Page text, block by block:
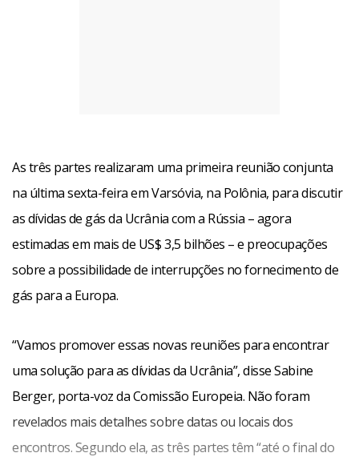
As três partes realizaram uma primeira reunião conjunta
na última sexta-feira em Varsóvia, na Polônia, para discutir
as dívidas de gás da Ucrânia com a Rússia – agora
estimadas em mais de US$ 3,5 bilhões – e preocupações
sobre a possibilidade de interrupções no fornecimento de
gás para a Europa.
“Vamos promover essas novas reuniões para encontrar
uma solução para as dívidas da Ucrânia”, disse Sabine
Berger, porta-voz da Comissão Europeia. Não foram
revelados mais detalhes sobre datas ou locais dos
encontros. Segundo ela, as três partes têm “até o final do